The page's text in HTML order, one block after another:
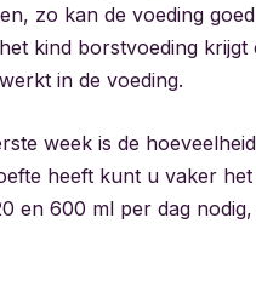
zo kan de voeding
kind borstvoeding krijgt
in de voeding.
week is de
heeft kunt u vaker
en 600 ml per dag